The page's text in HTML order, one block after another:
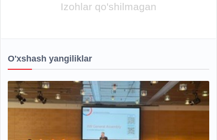
Izohlar qo'shilmagan
O'xshash yangiliklar